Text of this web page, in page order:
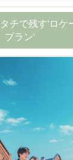
チで残す'ロケ
プラン'